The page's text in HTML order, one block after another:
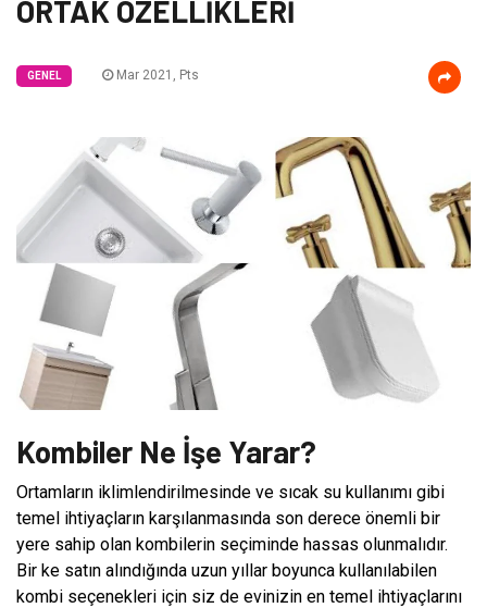
ORTAK ÖZELLİKLERİ
GENEL Mar 2021, Pts
Kombiler Ne İşe Yarar?
Ortamların iklimlendirilmesinde ve sıcak su kullanımı gibi
temel ihtiyaçların karşılanmasında son derece önemli bir
yere sahip olan kombilerin seçiminde hassas olunmalıdır.
Bir ke satın alındığında uzun yıllar boyunca kullanılabilen
kombi seçenekleri için siz de evinizin en temel ihtiyaçlarını